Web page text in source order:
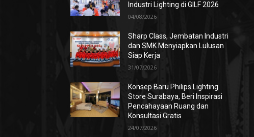
Industri Lighting di GILF 2026
04/08/2026
Sharp Class, Jembatan Industri
dan SMK Menyiapkan Lulusan
Siap Kerja
31/07/2026
Konsep Baru Philips Lighting
Store Surabaya, Beri Inspirasi
Pencahayaan Ruang dan
Konsultasi Gratis
24/07/2026